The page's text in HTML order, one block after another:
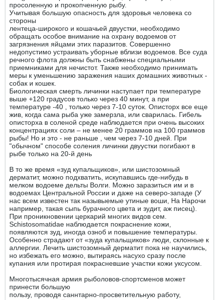
просоленную и прокопченную рыбу.
Учитывая большую опасность для здоровья человека со
стороны
лентеца-широкого и кошачьей двуустки, необходимо
обращать особое внимание на охрану водоемов от
загрязнения яйцами этих паразитов. Совершенно
недопустимо устраивать уборные вблизи водоемов. Все суда
речного флота должны быть снабжены специальными
приемниками для нечистот. Также необходимо принимать
меры к уменьшению заражения наших домашних животных -
собак и кошек.
Биологическая смерть личинки наступает при температуре
выше +120 градусов только через 40 минут, а при
температуре -40 , только через 7-10 суток. Описторх все еще
жив, когда сама рыба уже замерзла, или сварилась. Гибель
описторха в соленой среде наблюдается при очень высоких
концентрациях соли – не менее 20 граммов на 100 граммов
рыбы! Но и это - не раньше , чем через 7-10 дней. При
"обычном" способе соления личинки двуустки погибают в
рыбе только на 20-й день
В то же время «зуд купальщиков», или шистозомный
дерматит, можно подхватить, искупавшись где-нибудь в
мелком водоеме дельты Волги. Можно заразиться им и в
водоемах Центральной России и даже на северо-западе (У
нас всем известен так назывыемые утиные воши, На Нарочи
например, такая сыпь бурачного цвета и зудит, аж писец).
При проникновении церкарий многих видов сем.
Schistosomatidae наблюдается покраснение кожи,
появляются зуд, иногда озноб и повышение температуры.
Особенно страдают от «зуда купальщиков» люди, склонные к
аллергии. Лечить шистозомный дерматит пока не научились,
но избежать его можно, вытираясь насухо сразу после
купания или протирая покрасневшие участки кожи уксусом.
Многотысячная армия рыболовов-спортсменов может
принести большую
пользу, проводя саннтарно-просветительную работу,